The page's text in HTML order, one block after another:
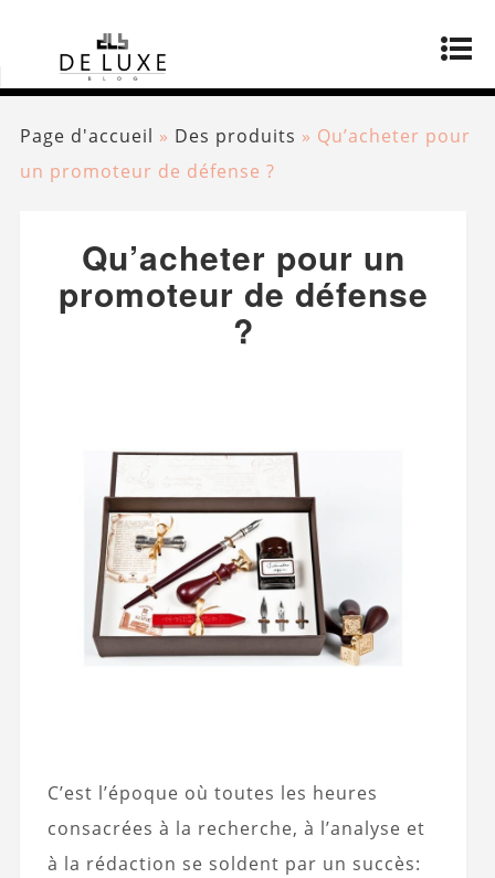
Page d'accueil » Des produits » Qu’acheter pour
un promoteur de défense ?
Qu’acheter pour un
promoteur de défense
?
C’est l’époque où toutes les heures
consacrées à la recherche, à l’analyse et
à la rédaction se soldent par un succès: